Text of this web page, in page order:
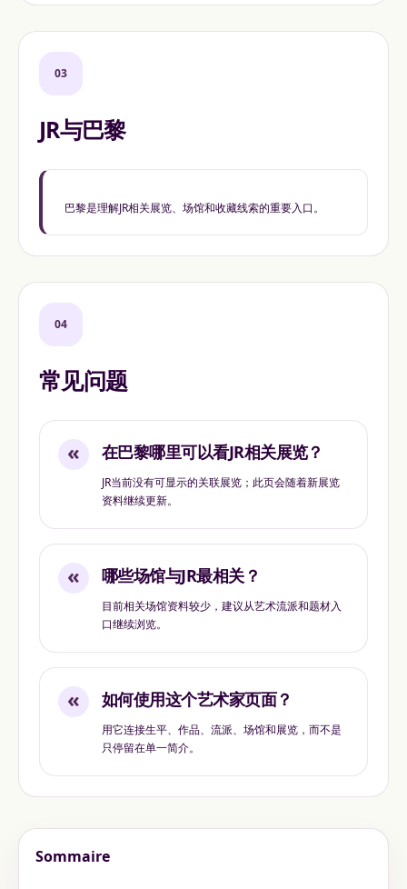
03
JR与巴黎
巴黎是理解JR相关展览、场馆和收藏线索的重要入口。
04
常见问题
« 在巴黎哪里可以看JR相关展览？
JR当前没有可显示的关联展览；此页会随着新展览
资料继续更新。
« 哪些场馆与JR最相关？
目前相关场馆资料较少，建议从艺术流派和题材入
口继续浏览。
« 如何使用这个艺术家页面？
用它连接生平、作品、流派、场馆和展览，而不是
只停留在单一简介。
Sommaire